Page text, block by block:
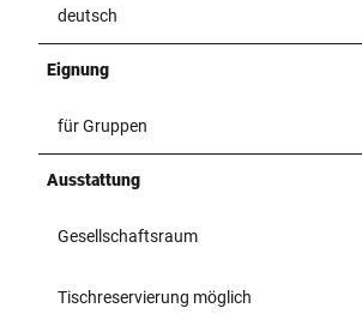
deutsch
Eignung
für Gruppen
Ausstattung
Gesellschaftsraum
Tischreservierung möglich